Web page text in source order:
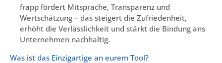
frapp fördert Mitsprache, Transparenz und
Wertschätzung – das steigert die Zufriedenheit,
erhöht die Verlässlichkeit und stärkt die Bindung ans
Unternehmen nachhaltig.
Was ist das Einzigartige an eurem Tool?